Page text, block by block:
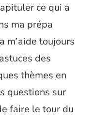
ce qui a
ma prépa
m’aide toujours
des
thèmes en
questions sur
faire le tour du